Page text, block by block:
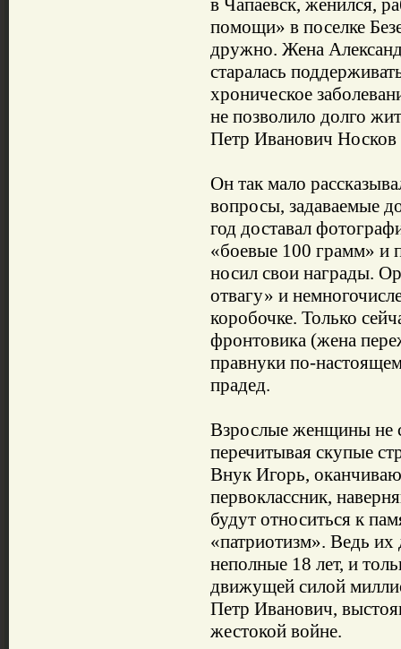
в Чапаевск, женился,
помощи» в поселке
дружно. Жена
старалась
хроническое
не позволило долго
Петр Иванович Носков
Он так мало
вопросы, задаваемые
год доставал
«боевые 100 грамм» и
носил свои награды.
отвагу» и
коробочке. Только
фронтовика (жена
правнуки по-
прадед.
Взрослые женщины не
перечитывая скупые
Внук Игорь,
первоклассник,
будут относиться к
«патриотизм». Ведь
неполные 18 лет, и
движущей силой
Петр Иванович,
жестокой войне.